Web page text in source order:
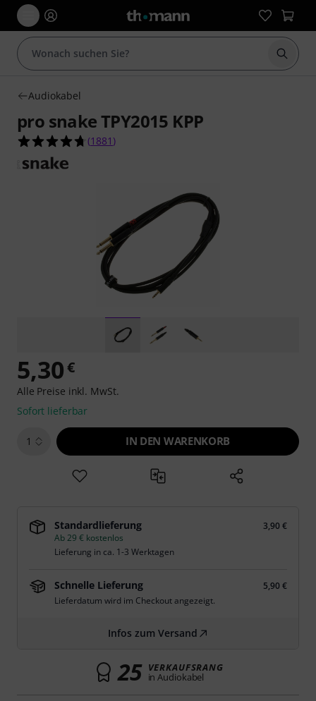
Suche
Audiokabel
pro snake TPY2015 KPP
4.7 von 5 Sternen aus 1881
(1881 )
5,30€
Alle Preise inkl. MwSt.
Sofort lieferbar
1 IN DEN WARENKORB
Standardlieferung
3,90 €
Ab 29 € kostenlos
Lieferung in ca. 1-3 Werktagen
Schnelle Lieferung
5,90 €
Lieferdatum wird im Checkout angezeigt.
Infos zum Versand
25 VERKAUFSRANG
in Audiokabel